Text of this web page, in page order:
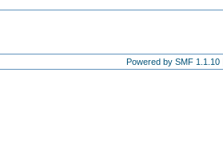
Powered by SMF 1.1.10